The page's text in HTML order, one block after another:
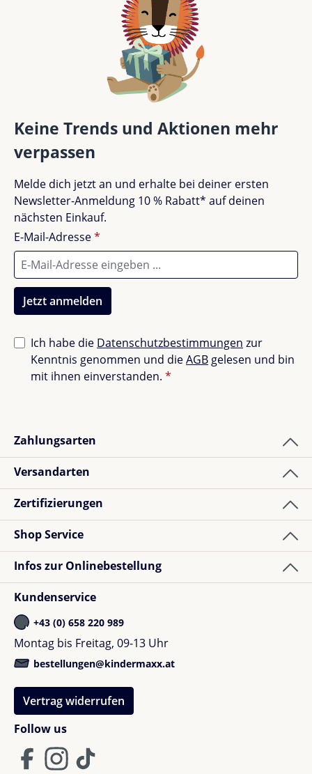
Keine Trends und Aktionen mehr
verpassen
Melde dich jetzt an und erhalte bei deiner ersten
Newsletter-Anmeldung 10 % Rabatt* auf deinen
nächsten Einkauf.
E-Mail-Adresse*
Jetzt anmelden
Ich habe die Datenschutzbestimmungen zur
Kenntnis genommen und dieAGB gelesen und bin
mit ihnen einverstanden. *
Zahlungsarten
Versandarten
Zertifizierungen
Follow us
Shop Service
Infos zur Onlinebestellung
Kundenservice
+43 (0) 658 220 989
Montag bis Freitag, 09-13 Uhr
bestellungen@kindermaxx.at
Vertrag widerrufen